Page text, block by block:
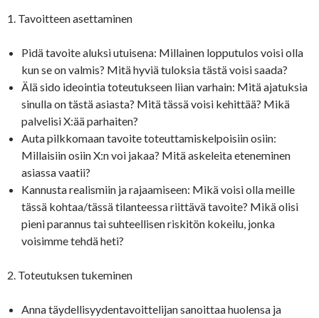
1. Tavoitteen asettaminen
Pidä tavoite aluksi utuisena: Millainen lopputulos voisi olla
kun se on valmis? Mitä hyviä tuloksia tästä voisi saada?
Älä sido ideointia toteutukseen liian varhain: Mitä ajatuksia
sinulla on tästä asiasta? Mitä tässä voisi kehittää? Mikä
palvelisi X:ää parhaiten?
Auta pilkkomaan tavoite toteuttamiskelpoisiin osiin:
Millaisiin osiin X:n voi jakaa? Mitä askeleita eteneminen
asiassa vaatii?
Kannusta realismiin ja rajaamiseen: Mikä voisi olla meille
tässä kohtaa/tässä tilanteessa riittävä tavoite? Mikä olisi
pieni parannus tai suhteellisen riskitön kokeilu, jonka
voisimme tehdä heti?
2. Toteutuksen tukeminen
Anna täydellisyydentavoittelijan sanoittaa huolensa ja